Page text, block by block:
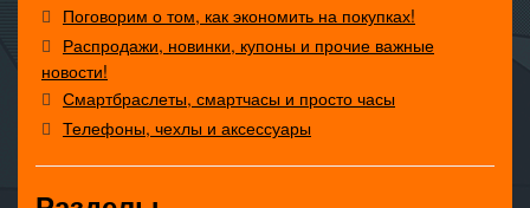
Поговорим о том, как экономить на покупках!
Распродажи, новинки, купоны и прочие важные
новости!
Смартбраслеты, смартчасы и просто часы
Телефоны, чехлы и аксессуары